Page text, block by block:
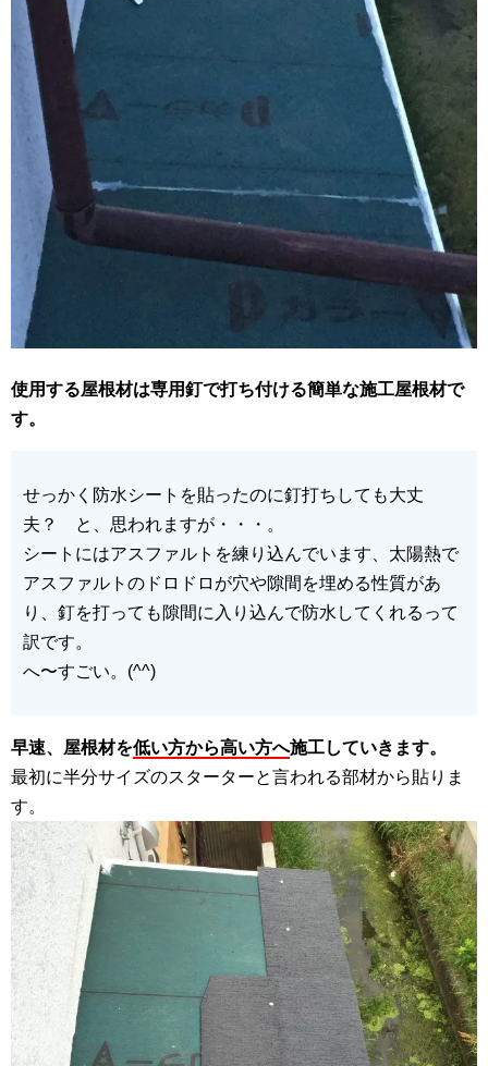
使用する屋根材は専用釘で打ち付ける簡単な施工屋根材で
す。
せっかく防水シートを貼ったのに釘打ちしても大丈
夫？ と、思われますが・・・。
シートにはアスファルトを練り込んでいます、太陽熱で
アスファルトのドロドロが穴や隙間を埋める性質があ
り、釘を打っても隙間に入り込んで防水してくれるって
訳です。
へ〜すごい。(^^)
早速、屋根材を低い方から高い方へ施工していきます。
最初に半分サイズのスターターと言われる部材から貼りま
す。